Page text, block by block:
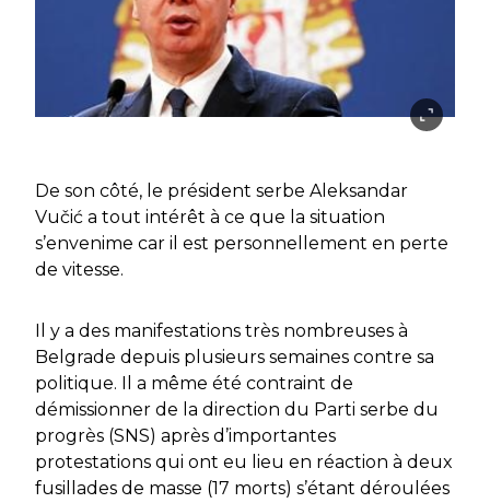
De son côté, le président serbe Aleksandar
Vučić a tout intérêt à ce que la situation
s’envenime car il est personnellement en perte
de vitesse.
Il y a des manifestations très nombreuses à
Belgrade depuis plusieurs semaines contre sa
politique. Il a même été contraint de
démissionner de la direction du Parti serbe du
progrès (SNS) après d’importantes
protestations qui ont eu lieu en réaction à deux
fusillades de masse (17 morts) s’étant déroulées